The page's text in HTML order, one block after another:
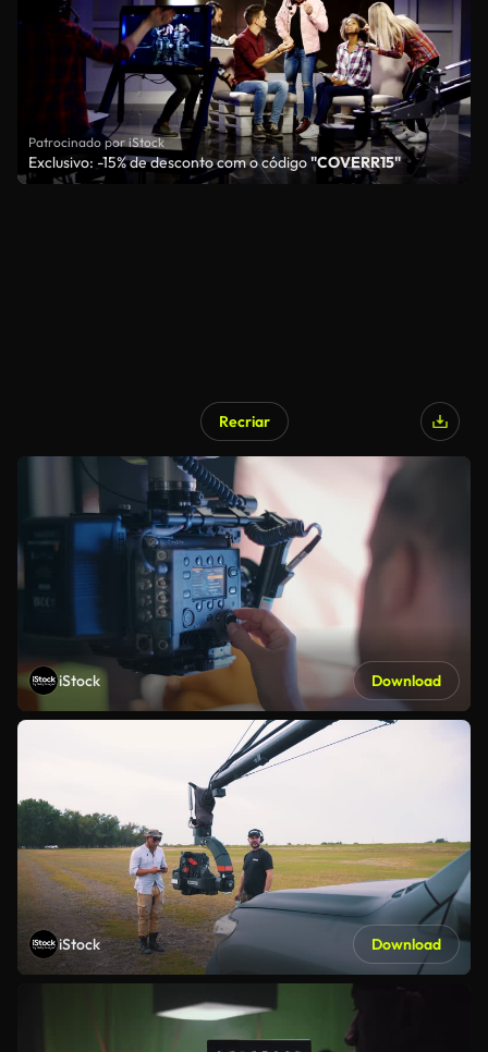
Patrocinado por iStock
Exclusivo: -15% de desconto com o código"COVERR15"
Recriar
iStock Download
iStock Download